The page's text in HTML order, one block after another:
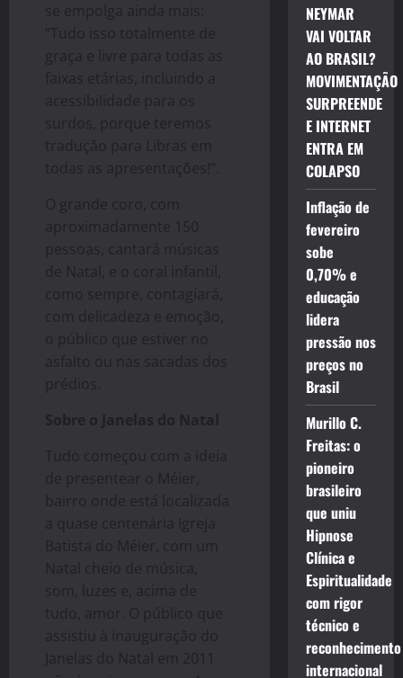
se empolga ainda mais:
“Tudo isso totalmente de
graça e livre para todas as
faixas etárias, incluindo a
acessibilidade para os
surdos, porque teremos
tradução para Libras em
todas as apresentações!”.
O grande coro, com
aproximadamente 150
pessoas, cantará músicas
de Natal, e o coral infantil,
como sempre, contagiará,
com delicadeza e emoção,
o público que estiver no
asfalto ou nas sacadas dos
prédios.
Sobre o Janelas do Natal
Tudo começou com a ideia
de presentear o Méier,
bairro onde está localizada
a quase centenária Igreja
Batista do Méier, com um
Natal cheio de música,
som, luzes e, acima de
tudo, amor. O público que
assistiu à inauguração do
Janelas do Natal em 2011
NEYMAR
VAI VOLTAR
AO BRASIL?
MOVIMENTAÇÃO
SURPREENDE
E INTERNET
ENTRA EM
COLAPSO
Inflação de
fevereiro
sobe
0,70% e
educação
lidera
pressão nos
preços no
Brasil
Murillo C.
Freitas: o
pioneiro
brasileiro
que uniu
Hipnose
Clínica e
Espiritualidade
com rigor
técnico e
reconhecimento
internacional